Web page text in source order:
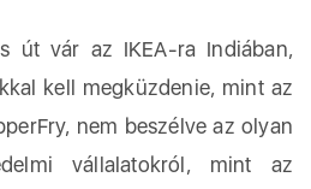
út vár az IKEA-ra Indiában,
kell megküzdenie, mint az
nem beszélve az olyan
vállalatokról, mint az